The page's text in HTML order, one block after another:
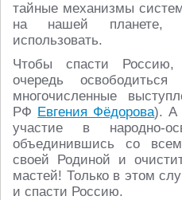
тайные механизмы
на нашей планете,
использовать.
Чтобы спасти
очередь
многочисленные
РФ Евгения Фёдорова). А
участие в народно-
объединившись со
своей Родиной и
мастей! Только в этом
и спасти Россию.